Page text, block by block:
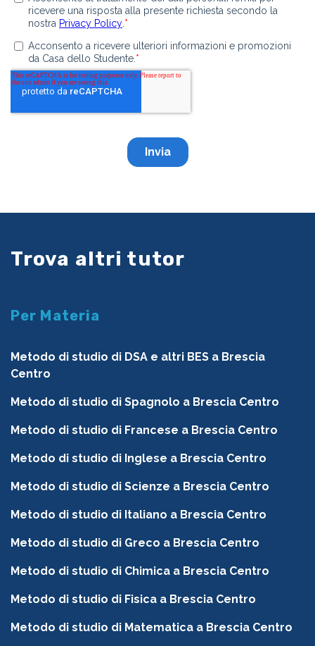
Trova altri tutor
Per Materia
Metodo di studio di DSA e altri BES a Brescia
Centro
Metodo di studio di Spagnolo a Brescia Centro
Metodo di studio di Francese a Brescia Centro
Metodo di studio di Inglese a Brescia Centro
Metodo di studio di Scienze a Brescia Centro
Metodo di studio di Italiano a Brescia Centro
Metodo di studio di Greco a Brescia Centro
Metodo di studio di Chimica a Brescia Centro
Metodo di studio di Fisica a Brescia Centro
Metodo di studio di Matematica a Brescia Centro